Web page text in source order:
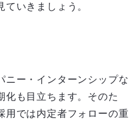
いきましょう。
ニー・インターンシップな
化も目立ちます。そのた
用では内定者フォローの重